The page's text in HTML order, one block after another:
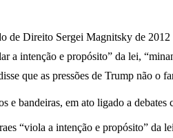
de Direito Sergei Magnitsky de
a intenção e propósito” da lei,
que as pressões de Trump não o
“viola a intenção e propósito” da